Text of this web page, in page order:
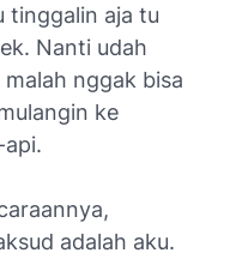
tinggalin aja tu
Nanti udah
nggak bisa
ke
adalah aku.